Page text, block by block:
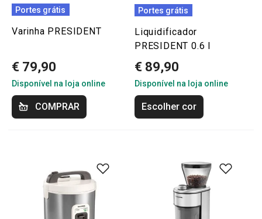
Portes grátis
Varinha PRESIDENT
€ 79,90
Disponível na loja online
COMPRAR
Portes grátis
Liquidificador
PRESIDENT 0.6 l
€ 89,90
Disponível na loja online
Escolher cor